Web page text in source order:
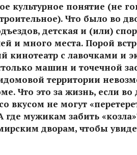
культурное понятие (не
Что было во
детская и (или)
и много места. Порой
кинотеатр с лавочками и
машин и точечной
территории
Что это за жизнь, если во
вкусом не могут
мужикам забить
дворам, чтобы